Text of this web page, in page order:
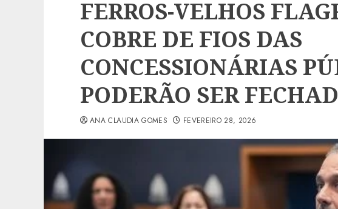
FERROS-VELHOS
COBRE DE FIOS DAS
CONCESSIONÁRIAS
PODERÃO SER
ANA CLAUDIA GOMES FEVEREIRO 28, 2026